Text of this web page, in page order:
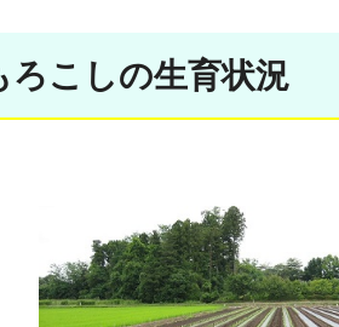
こしの生育状況